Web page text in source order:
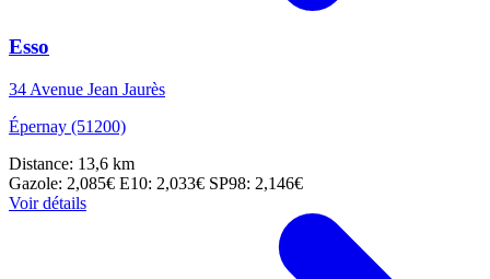
Esso
34 Avenue Jean Jaurès
Épernay (51200)
Distance: 13,6 km
Gazole: 2,085€ E10: 2,033€ SP98: 2,146€
Voir détails